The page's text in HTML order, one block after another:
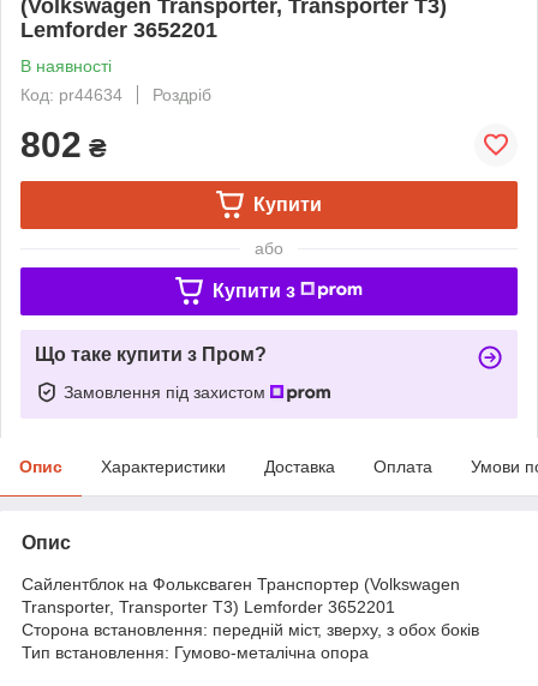
(Volkswagen Transporter, Transporter T3)
Lemforder 3652201
В наявності
Код: pr44634
Роздріб
802 ₴
Купити
або
Купити з
Що таке купити з Пром?
Замовлення під захистом
Опис Характеристики Доставка Оплата Умови
Опис
Сайлентблок на Фольксваген Транспортер (Volkswagen
Transporter, Transporter T3) Lemforder 3652201
Сторона встановлення: передній міст, зверху, з обох боків
Тип встановлення: Гумово-металічна опора